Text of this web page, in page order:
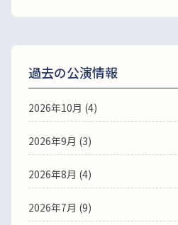
過去の公演情報
2026年10月 (4)
2026年9月 (3)
2026年8月 (4)
2026年7月 (9)